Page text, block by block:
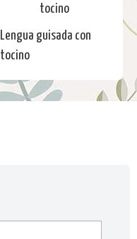
Lengua guisada con
tocino